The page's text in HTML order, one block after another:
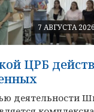
7 АВГУСТА
ЦРБ
деятельности